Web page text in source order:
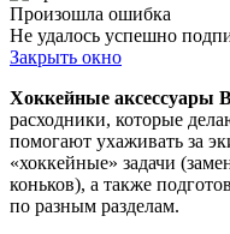
Произошла ошибка
Не удалось успешно
Закрыть окно
Хоккейные аксессуары
расходники, которые
помогают ухаживать за
«хоккейные» задачи
коньков), а также
по разным разделам.